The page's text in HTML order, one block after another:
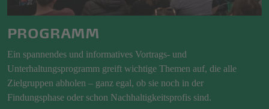
PROGRAMM
Ein spannendes und informatives Vortrags- und
Unterhaltungsprogramm greift wichtige Themen auf, die alle
Zielgruppen abholen – ganz egal, ob sie noch in der
Findungsphase oder schon Nachhaltigkeitsprofis sind.